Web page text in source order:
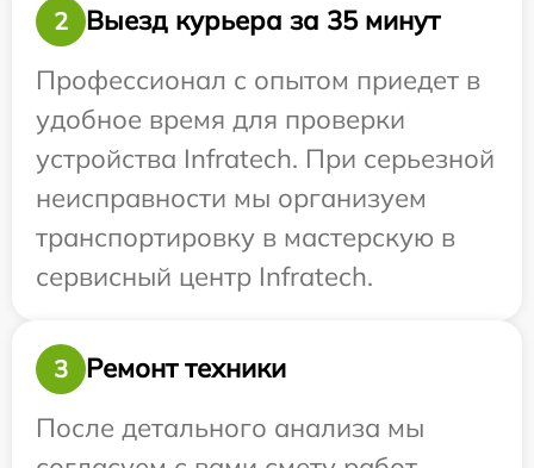
2
Выезд курьера за 35 минут
Профессионал с опытом приедет в
удобное время для проверки
устройства Infratech. При серьезной
неисправности мы организуем
транспортировку в мастерскую в
сервисный центр Infratech.
3
Ремонт техники
После детального анализа мы